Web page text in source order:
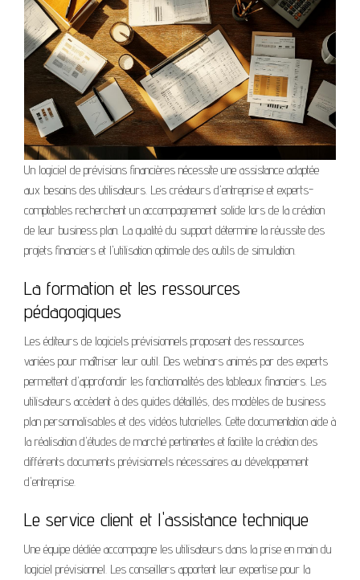
Un logiciel de prévisions financières nécessite une assistance adaptée
aux besoins des utilisateurs. Les créateurs d'entreprise et experts-
comptables recherchent un accompagnement solide lors de la création
de leur business plan. La qualité du support détermine la réussite des
projets financiers et l'utilisation optimale des outils de simulation.
La formation et les ressources
pédagogiques
Les éditeurs de logiciels prévisionnels proposent des ressources
variées pour maîtriser leur outil. Des webinars animés par des experts
permettent d'approfondir les fonctionnalités des tableaux financiers. Les
utilisateurs accèdent à des guides détaillés, des modèles de business
plan personnalisables et des vidéos tutorielles. Cette documentation aide à
la réalisation d'études de marché pertinentes et facilite la création des
différents documents prévisionnels nécessaires au développement
d'entreprise.
Le service client et l'assistance technique
Une équipe dédiée accompagne les utilisateurs dans la prise en main du
logiciel prévisionnel. Les conseillers apportent leur expertise pour la